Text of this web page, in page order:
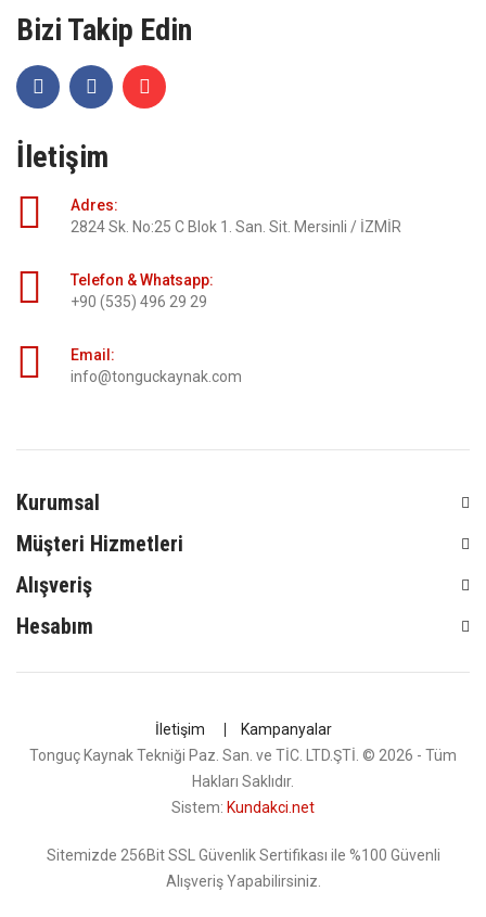
Bizi Takip Edin
İletişim
Adres:
2824 Sk. No:25 C Blok 1. San. Sit. Mersinli / İZMİR
Telefon & Whatsapp:
+90 (535) 496 29 29
Email:
info@tonguckaynak.com
Kurumsal
Müşteri Hizmetleri
Alışveriş
Hesabım
İletişim
Kampanyalar
Tonguç Kaynak Tekniği Paz. San. ve TİC. LTD.ŞTİ. © 2026 - Tüm
Hakları Saklıdır.
Sistem: Kundakci.net
Sitemizde 256Bit SSL Güvenlik Sertifikası ile %100 Güvenli
Alışveriş Yapabilirsiniz.